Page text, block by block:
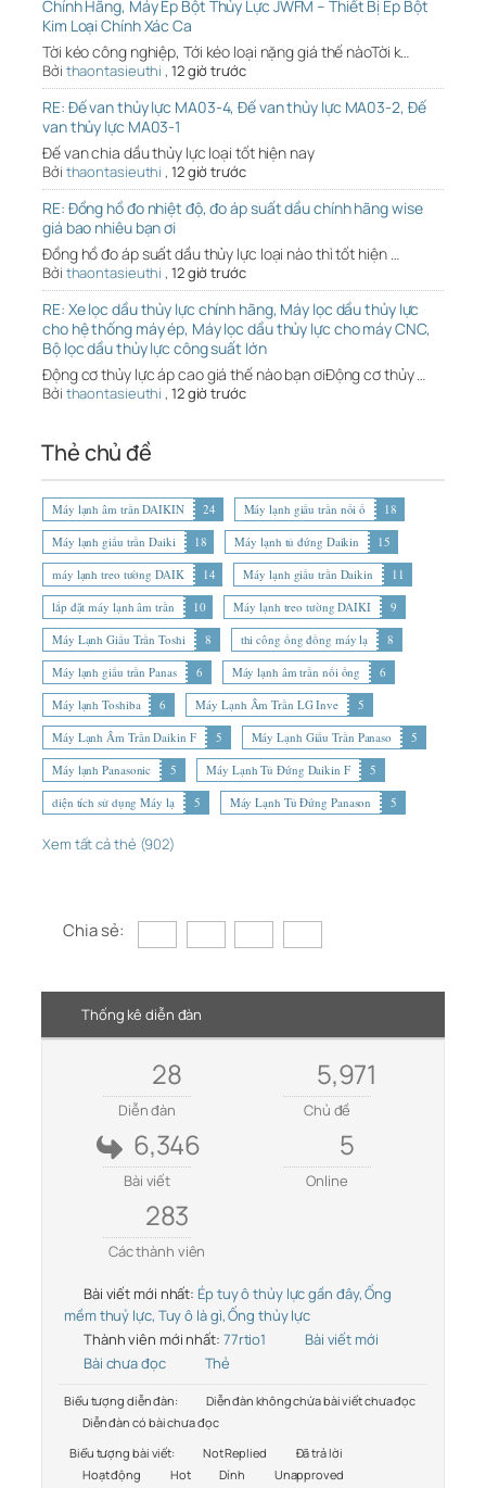
Chính Hãng, Máy Ép Bột Thủy Lực JWFM – Thiết Bị Ép Bột
Kim Loại Chính Xác Ca
Tời kéo công nghiệp, Tới kéo loại nặng giá thế nàoTời k…
Bởi thaontasieuthi , 12 giờ trước
RE: Đế van thủy lực MA03-4, Đế van thủy lực MA03-2, Đế
van thủy lực MA03-1
Đế van chia dầu thủy lực loại tốt hiện nay
Bởi thaontasieuthi , 12 giờ trước
RE: Đồng hồ đo nhiệt độ, đo áp suất dầu chính hãng wise
giá bao nhiêu bạn ơi
Đồng hồ đo áp suất dầu thủy lực loại nào thì tốt hiện …
Bởi thaontasieuthi , 12 giờ trước
RE: Xe lọc dầu thủy lực chính hãng, Máy lọc dầu thủy lực
cho hệ thống máy ép, Máy lọc dầu thủy lực cho máy CNC,
Bộ lọc dầu thủy lực công suất lớn
Động cơ thủy lực áp cao giá thế nào bạn ơiĐộng cơ thủy …
Bởi thaontasieuthi , 12 giờ trước
Thẻ chủ đề
Máy lạnh âm trần DAIKIN 24 Máy lạnh giấu trần nối ố
18
Máy lạnh giấu trần Daiki
18 Máy lạnh tủ đứng Daikin
15
máy lạnh treo tường DAIK
14 Máy lạnh giấu trần Daikin
11
lắp đặt máy lạnh âm trần
10 Máy lạnh treo tường DAIKI
9
Máy Lạnh Giấu Trần Toshi
8 thi công ống đồng máy lạ
8
Máy lạnh giấu trần Panas
6 Máy lạnh âm trần nối ống
6
Máy lạnh Toshiba
6 Máy Lạnh Âm Trần LG Inve
5
Máy Lạnh Âm Trần Daikin F
5 Máy Lạnh Giấu Trần Panaso
5
Máy lạnh Panasonic
5 Máy Lạnh Tủ Đứng Daikin F
5
diện tích sử dụng Máy lạ
5 Máy Lạnh Tủ Đứng Panason 5
Xem tất cả thẻ (902)
Chia sẻ:
Thống kê diễn đàn
28
Diễn đàn
5,971
Chủ đề
6,346
Bài viết
5
Online
283
Các thành viên
Bài viết mới nhất: Ép tuy ô thủy lực gần đây, Ống
mềm thuỷ lực, Tuy ô là gì, Ống thủy lực
Thành viên mới nhất: 77rtio1
Bài viết mới
Bài chưa đọc
Thẻ
Biểu tượng diễn đàn:
Diễn đàn không chứa bài viết chưa đọc
Diễn đàn có bài chưa đọc
Biểu tượng bài viết:
Not Replied
Đã trả lời
Hoạt động
Hot Dính
Unapproved